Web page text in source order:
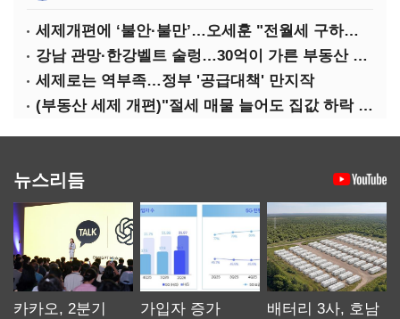
세제개편에 ‘불안·불만’…오세훈 "전월세 구하기 더 힘들어질 것"
강남 관망·한강벨트 술렁…30억이 가른 부동산 민심
세제로는 역부족…정부 '공급대책' 만지작
(부동산 세제 개편)"절세 매물 늘어도 집값 하락 제한적"…전세난·양극화 심화 우려
뉴스리듬
카카오, 2분기
가입자 증가
배터리 3사, 호남